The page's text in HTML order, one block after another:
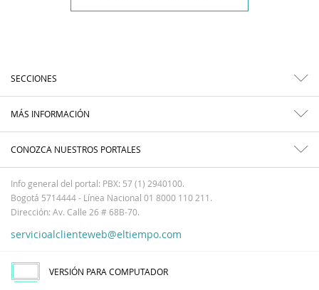
SECCIONES
MÁS INFORMACIÓN
CONOZCA NUESTROS PORTALES
Info general del portal: PBX: 57 (1) 2940100.
Bogotá 5714444 - Línea Nacional 01 8000 110 211.
Dirección: Av. Calle 26 # 68B-70.
servicioalclienteweb@eltiempo.com
VERSIÓN PARA COMPUTADOR